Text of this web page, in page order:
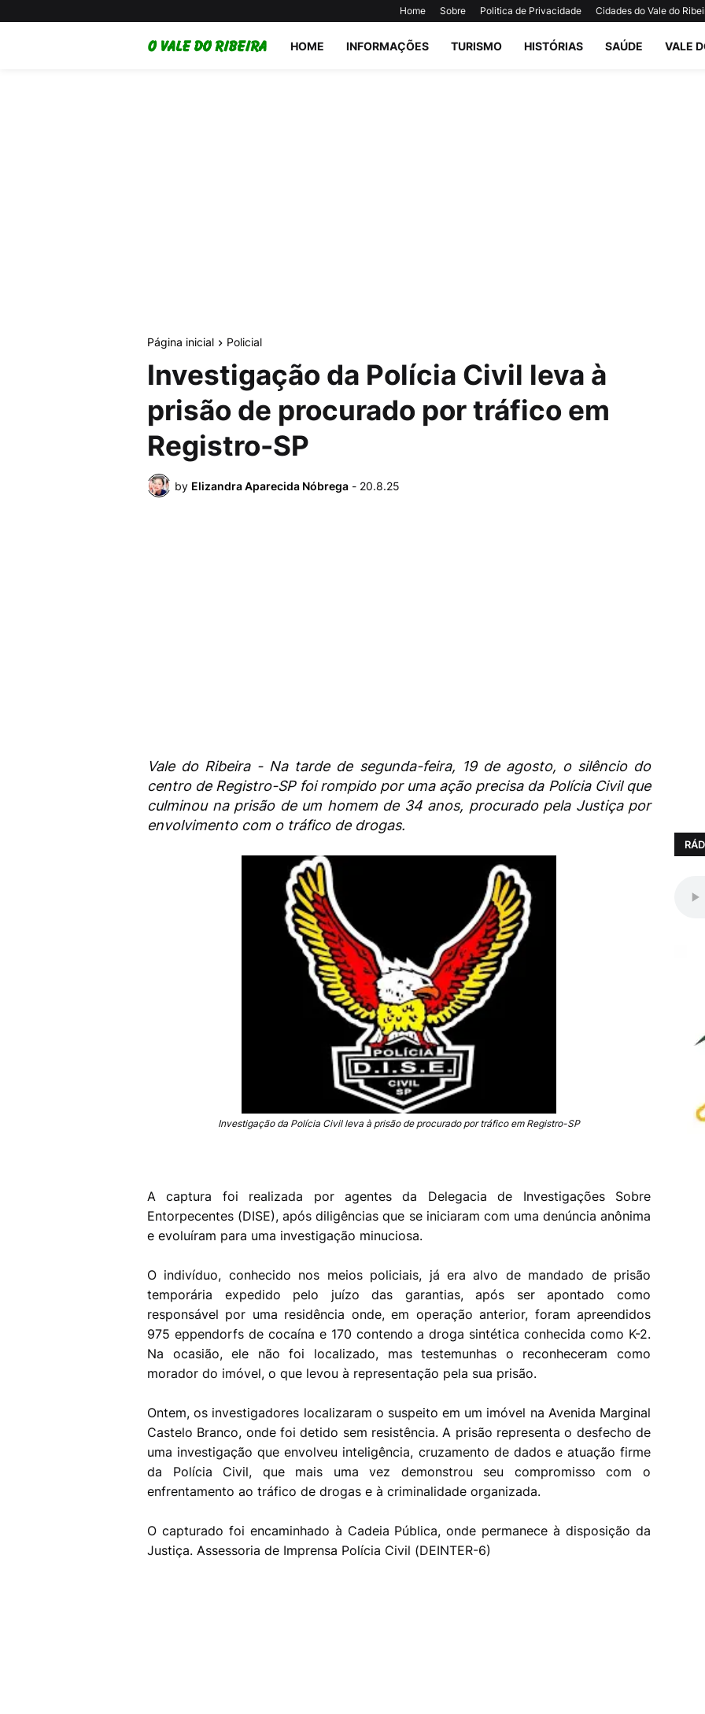
Home Sobre Politica de Privacidade Cidades do Vale do
HOME INFORMAÇÕES TURISMO HISTÓRIAS SAÚDE VALE
Página inicial Policial
Investigação da Polícia Civil leva à
prisão de procurado por tráfico em
Registro-SP
by Elizandra Aparecida Nóbrega - 20.8.25
Vale do Ribeira - Na tarde de segunda-feira, 19 de agosto, o silêncio do
centro de Registro-SP foi rompido por uma ação precisa da Polícia Civil que
culminou na prisão de um homem de 34 anos, procurado pela Justiça por
envolvimento com o tráfico de drogas.
Investigação da Polícia Civil leva à prisão de procurado por tráfico em Registro-SP
A captura foi realizada por agentes da Delegacia de Investigações Sobre
Entorpecentes (DISE), após diligências que se iniciaram com uma denúncia anônima
e evoluíram para uma investigação minuciosa.
O indivíduo, conhecido nos meios policiais, já era alvo de mandado de prisão
temporária expedido pelo juízo das garantias, após ser apontado como
responsável por uma residência onde, em operação anterior, foram apreendidos
975 eppendorfs de cocaína e 170 contendo a droga sintética conhecida como K-2.
Na ocasião, ele não foi localizado, mas testemunhas o reconheceram como
morador do imóvel, o que levou à representação pela sua prisão.
Ontem, os investigadores localizaram o suspeito em um imóvel na Avenida Marginal
Castelo Branco, onde foi detido sem resistência. A prisão representa o desfecho de
uma investigação que envolveu inteligência, cruzamento de dados e atuação firme
da Polícia Civil, que mais uma vez demonstrou seu compromisso com o
enfrentamento ao tráfico de drogas e à criminalidade organizada.
O capturado foi encaminhado à Cadeia Pública, onde permanece à disposição da
Justiça. Assessoria de Imprensa Polícia Civil (DEINTER-6)